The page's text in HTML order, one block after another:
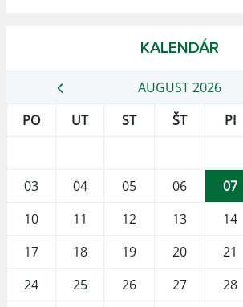
KALENDÁR
AUGUST 2026
PO
UT ST ŠT PI
03
04 05 06 07
10
11 12 13 14
17
18 19 20 21
24
25 26 27 28